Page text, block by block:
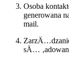
Osoba
generowana
mail.
sÄ…